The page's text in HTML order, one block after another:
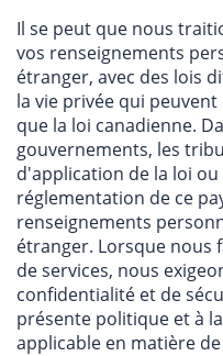
Il se peut que nous
vos renseignements
étranger, avec des lois
la vie privée qui
que la loi canadienne.
gouvernements, les
d'application de la loi
réglementation de ce
renseignements
étranger. Lorsque nous
de services, nous
confidentialité et de
présente politique et à
applicable en matière